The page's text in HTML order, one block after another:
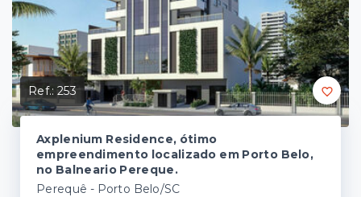
Ref.:253
Axplenium Residence, ótimo
empreendimento localizado em Porto Belo,
no Balneario Pereque.
Perequê - Porto Belo/SC